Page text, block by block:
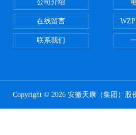
公司介绍
在线留言
联系我们
Copyright © 2026 安徽天康（集团）